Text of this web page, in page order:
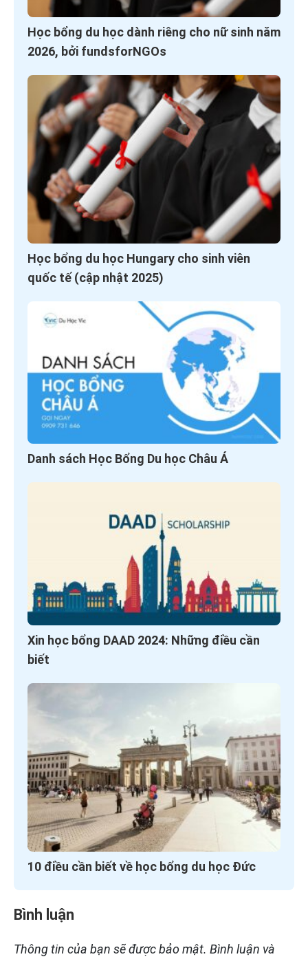
Học bổng du học dành riêng cho nữ sinh năm
2026, bởi fundsforNGOs
Học bổng du học Hungary cho sinh viên
quốc tế (cập nhật 2025)
Danh sách Học Bổng Du học Châu Á
Xin học bổng DAAD 2024: Những điều cần
biết
10 điều cần biết về học bổng du học Đức
Bình luận
Thông tin của bạn sẽ được bảo mật. Bình luận và